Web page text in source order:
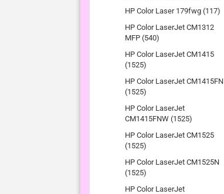
HP Color Laser 179fwg (117)
HP Color LaserJet CM1312
MFP (540)
HP Color LaserJet CM1415
(1525)
HP Color LaserJet CM1415FN
(1525)
HP Color LaserJet
CM1415FNW (1525)
HP Color LaserJet CM1525
(1525)
HP Color LaserJet CM1525N
(1525)
HP Color LaserJet